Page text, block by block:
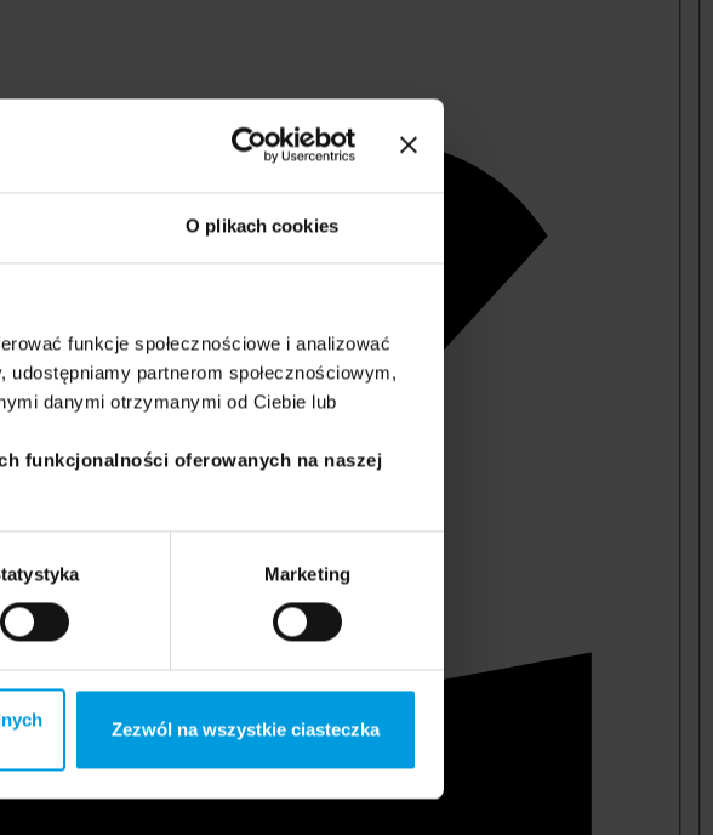
O plikach cookies
funkcje społecznościowe i analizować
partnerom społecznościowym,
danymi otrzymanymi od Ciebie lub
funkcjonalności oferowanych na naszej
Marketing
Zezwól na wszystkie ciasteczka